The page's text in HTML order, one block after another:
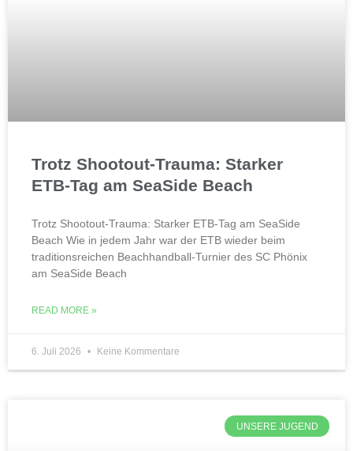
Trotz Shootout-Trauma: Starker
ETB-Tag am SeaSide Beach
Trotz Shootout-Trauma: Starker ETB-Tag am SeaSide
Beach Wie in jedem Jahr war der ETB wieder beim
traditionsreichen Beachhandball-Turnier des SC Phönix
am SeaSide Beach
READ MORE »
6. Juli 2026 Keine Kommentare
UNSERE JUGEND